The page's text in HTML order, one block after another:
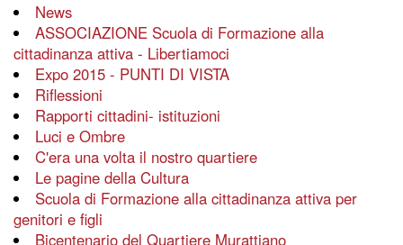
News
ASSOCIAZIONE Scuola di Formazione alla
cittadinanza attiva - Libertiamoci
Expo 2015 - PUNTI DI VISTA
Riflessioni
Rapporti cittadini- istituzioni
Luci e Ombre
C'era una volta il nostro quartiere
Le pagine della Cultura
Scuola di Formazione alla cittadinanza attiva per
genitori e figli
Bicentenario del Quartiere Murattiano